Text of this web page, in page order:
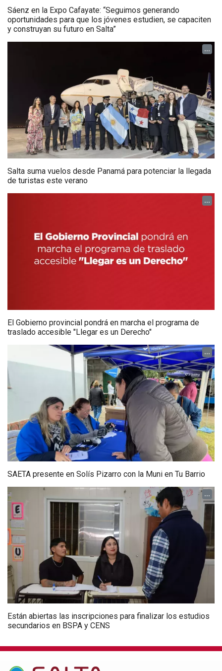
Sáenz en la Expo Cafayate: “Seguimos generando
oportunidades para que los jóvenes estudien, se capaciten
y construyan su futuro en Salta”
...
Salta suma vuelos desde Panamá para potenciar la llegada
de turistas este verano
...
El Gobierno provincial pondrá en marcha el programa de
traslado accesible "Llegar es un Derecho"
...
SAETA presente en Solís Pizarro con la Muni en Tu Barrio
...
Están abiertas las inscripciones para finalizar los estudios
secundarios en BSPA y CENS